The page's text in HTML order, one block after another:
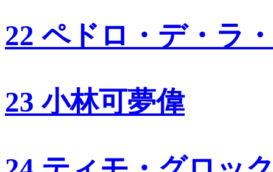
22 ペドロ・デ・ラ
23 小林可夢偉